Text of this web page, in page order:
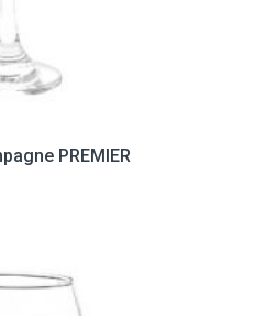
PREMIER